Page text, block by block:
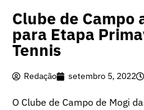
Clube de Campo
para Etapa
Tennis
Redação setembro 5, 2022
O Clube de Campo de Mogi